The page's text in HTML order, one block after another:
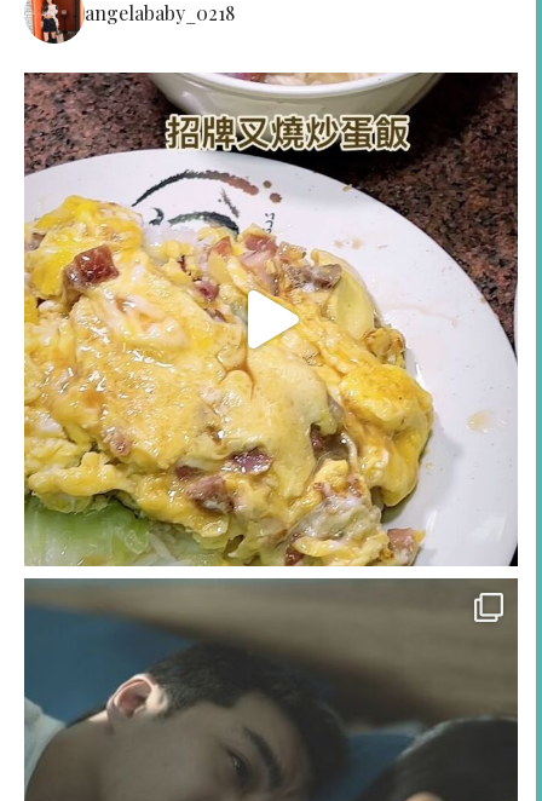
angelababy_0218